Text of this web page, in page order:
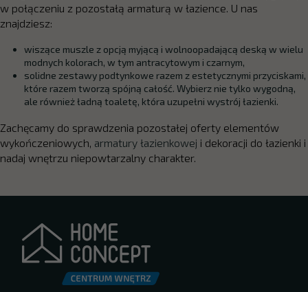
w połączeniu z pozostałą armaturą w łazience. U nas
znajdziesz:
wiszące muszle z opcją myjącą i wolnoopadającą deską w wielu
modnych kolorach, w tym antracytowym i czarnym,
solidne zestawy podtynkowe razem z estetycznymi przyciskami,
które razem tworzą spójną całość. Wybierz nie tylko wygodną,
ale również ładną toaletę, która uzupełni wystrój łazienki.
Zachęcamy do sprawdzenia pozostałej oferty elementów
wykończeniowych, armatury łazienkowej i dekoracji do łazienki i
nadaj wnętrzu niepowtarzalny charakter.